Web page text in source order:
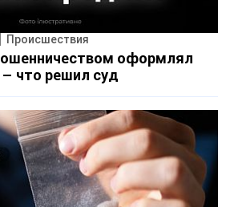
Происшествия
оформлял
что решил суд